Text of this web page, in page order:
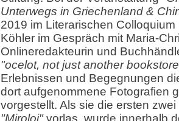
Unterwegs in Griechenland &
2019 im Literarischen
Köhler im Gespräch mit Maria-
Onlineredakteurin und
"ocelot, not just another
Erlebnissen und Begegnungen
dort aufgenommene Fotografien
vorgestellt. Als sie die ersten